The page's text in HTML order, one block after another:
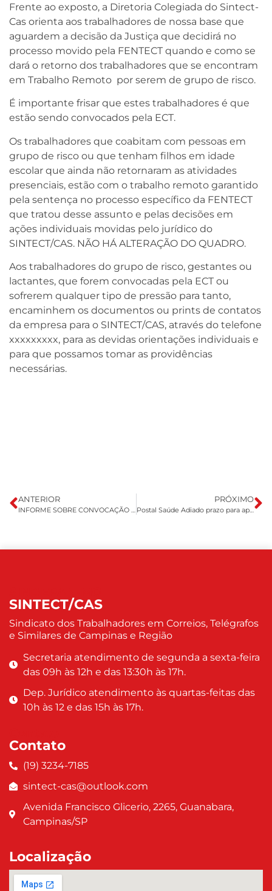
Frente ao exposto, a Diretoria Colegiada do Sintect-
Cas orienta aos trabalhadores de nossa base que
aguardem a decisão da Justiça que decidirá no
processo movido pela FENTECT quando e como se
dará o retorno dos trabalhadores que se encontram
em Trabalho Remoto por serem de grupo de risco.
É importante frisar que estes trabalhadores é que
estão sendo convocados pela ECT.
Os trabalhadores que coabitam com pessoas em
grupo de risco ou que tenham filhos em idade
escolar que ainda não retornaram as atividades
presenciais, estão com o trabalho remoto garantido
pela sentença no processo específico da FENTECT
que tratou desse assunto e pelas decisões em
ações individuais movidas pelo jurídico do
SINTECT/CAS. NÃO HÁ ALTERAÇÃO DO QUADRO.
Aos trabalhadores do grupo de risco, gestantes ou
lactantes, que forem convocadas pela ECT ou
sofrerem qualquer tipo de pressão para tanto,
encaminhem os documentos ou prints de contatos
da empresa para o SINTECT/CAS, através do telefone
xxxxxxxxx, para as devidas orientações individuais e
para que possamos tomar as providências
necessárias.
ANTERIOR
INFORME SOBRE CONVOCAÇÃO DOS TRABALHADORES EM TRABALHO REMOTO PARA RETORNO DIA 26/07
PRÓXIMO
Postal Saúde Adiado prazo para aplicação das novas regras de custeio integral do Plano de Saúde para aposentados
SINTECT/CAS
Sindicato dos Trabalhadores em Correios, Telégrafos
e Similares de Campinas e Região
Secretaria atendimento de segunda a sexta-feira
das 09h às 12h e das 13:30h às 17h.
Dep. Jurídico atendimento às quartas-feitas das
10h às 12 e das 15h às 17h.
Contato
(19) 3234-7185
sintect-cas@outlook.com
Avenida Francisco Glicerio, 2265, Guanabara,
Campinas/SP
Localização